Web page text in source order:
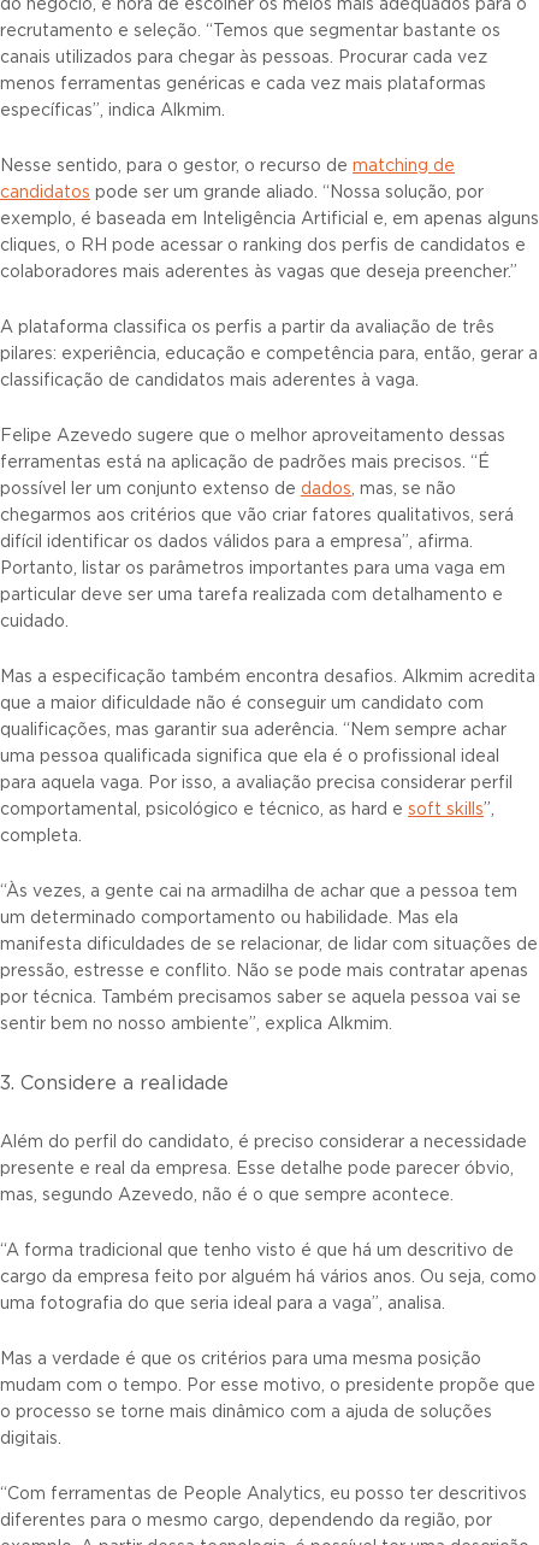
do negócio, é hora de escolher os meios mais adequados para o
recrutamento e seleção. “Temos que segmentar bastante os
canais utilizados para chegar às pessoas. Procurar cada vez
menos ferramentas genéricas e cada vez mais plataformas
específicas”, indica Alkmim.
Nesse sentido, para o gestor, o recurso de matching de
candidatos pode ser um grande aliado. “Nossa solução, por
exemplo, é baseada em Inteligência Artificial e, em apenas alguns
cliques, o RH pode acessar o ranking dos perfis de candidatos e
colaboradores mais aderentes às vagas que deseja preencher.”
A plataforma classifica os perfis a partir da avaliação de três
pilares: experiência, educação e competência para, então, gerar a
classificação de candidatos mais aderentes à vaga.
Felipe Azevedo sugere que o melhor aproveitamento dessas
ferramentas está na aplicação de padrões mais precisos. “É
possível ler um conjunto extenso de dados , mas, se não
chegarmos aos critérios que vão criar fatores qualitativos, será
difícil identificar os dados válidos para a empresa”, afirma.
Portanto, listar os parâmetros importantes para uma vaga em
particular deve ser uma tarefa realizada com detalhamento e
cuidado.
Mas a especificação também encontra desafios. Alkmim acredita
que a maior dificuldade não é conseguir um candidato com
qualificações, mas garantir sua aderência. “Nem sempre achar
uma pessoa qualificada significa que ela é o profissional ideal
para aquela vaga. Por isso, a avaliação precisa considerar perfil
comportamental, psicológico e técnico, as hard e soft skills”,
completa.
“Às vezes, a gente cai na armadilha de achar que a pessoa tem
um determinado comportamento ou habilidade. Mas ela
manifesta dificuldades de se relacionar, de lidar com situações de
pressão, estresse e conflito. Não se pode mais contratar apenas
por técnica. Também precisamos saber se aquela pessoa vai se
sentir bem no nosso ambiente”, explica Alkmim.
3. Considere a realidade
Além do perfil do candidato, é preciso considerar a necessidade
presente e real da empresa. Esse detalhe pode parecer óbvio,
mas, segundo Azevedo, não é o que sempre acontece.
“A forma tradicional que tenho visto é que há um descritivo de
cargo da empresa feito por alguém há vários anos. Ou seja, como
uma fotografia do que seria ideal para a vaga”, analisa.
Mas a verdade é que os critérios para uma mesma posição
mudam com o tempo. Por esse motivo, o presidente propõe que
o processo se torne mais dinâmico com a ajuda de soluções
digitais.
“Com ferramentas de People Analytics, eu posso ter descritivos
diferentes para o mesmo cargo, dependendo da região, por